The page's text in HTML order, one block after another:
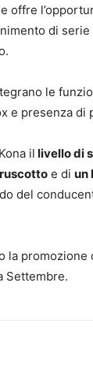
offre
di serie
le
e presenza di
il livello di
e di un
del
la promozione
Settembre.